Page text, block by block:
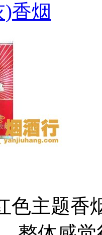
香烟
色主题香